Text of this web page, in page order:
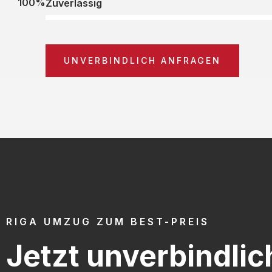
Zuverlässig
UNVERBINDLICH ANFRAGEN
RIGA UMZUG ZUM BEST-PREIS
Jetzt